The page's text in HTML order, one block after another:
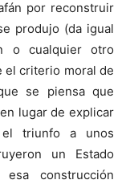
por reconstruir
produjo (da igual
o cualquier otro
el criterio moral de
se piensa que
lugar de explicar
triunfo a unos
un Estado
construcción